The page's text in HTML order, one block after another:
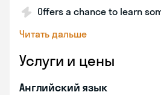
Offers a chance to learn
Читать дальше
Услуги и цены
Английский язык